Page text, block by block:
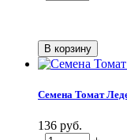
Семена Томат
136 руб.